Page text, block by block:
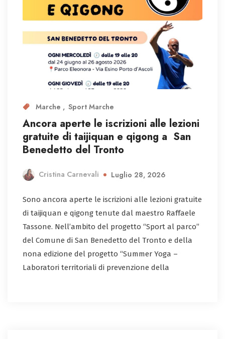
Marche Sport Marche
Ancora aperte le iscrizioni alle lezioni
gratuite di taijiquan e qigong a San
Benedetto del Tronto
Cristina Carnevali Luglio 28, 2026
Sono ancora aperte le iscrizioni alle lezioni gratuite
di taijiquan e qigong tenute dal maestro Raffaele
Tassone. Nell’ambito del progetto “Sport al parco”
del Comune di San Benedetto del Tronto e della
nona edizione del progetto “Summer Yoga –
Laboratori territoriali di prevenzione della